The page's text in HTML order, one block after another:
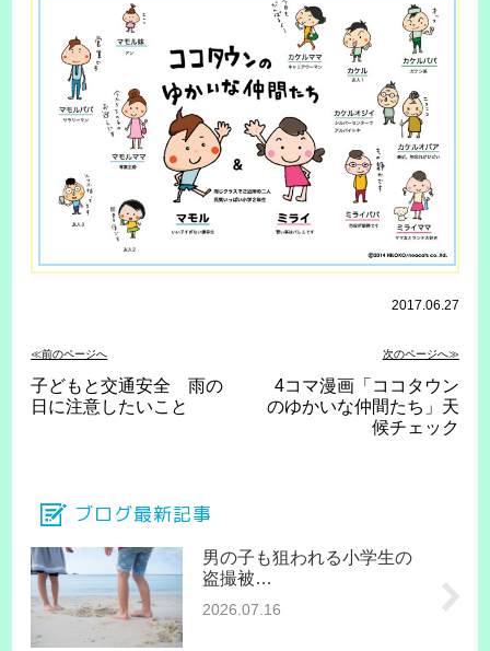
2017.06.27
≪前のページへ 次のページへ≫
子どもと交通安全 雨の
日に注意したいこと
4コマ漫画「ココタウン
のゆかいな仲間たち」天
候チェック
ブログ最新記事
男の子も狙われる小学生の
盗撮被…
2026.07.16